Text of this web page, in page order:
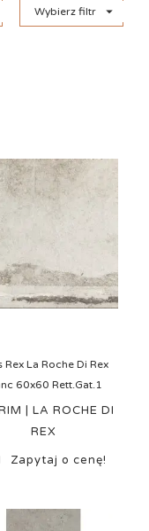
Wybierz filtr 
Rex La Roche Di Rex
60x60 Rett.Gat.1
| LA ROCHE DI
REX
Zapytaj o cenę!